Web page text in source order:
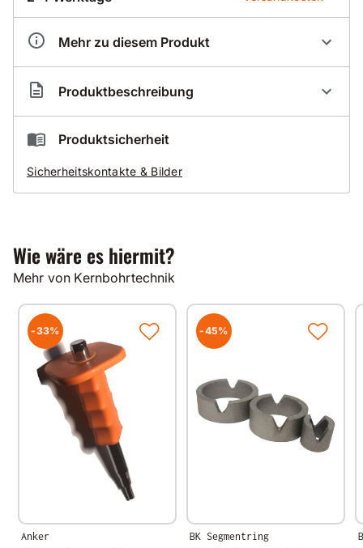
Mehr zu diesem Produkt
Artikelnummer
BZ11163
200 mm
Produktbeschreibung
Preis auf Anfrage!!!
Produktsicherheit
Sicherheitskontakte & Bilder
Wie wäre es hiermit?
Mehr von Kernbohrtechnik
-33%
Anker
-45%
BK Segmentring